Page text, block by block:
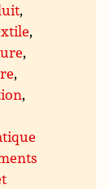
,
,
,
,
,